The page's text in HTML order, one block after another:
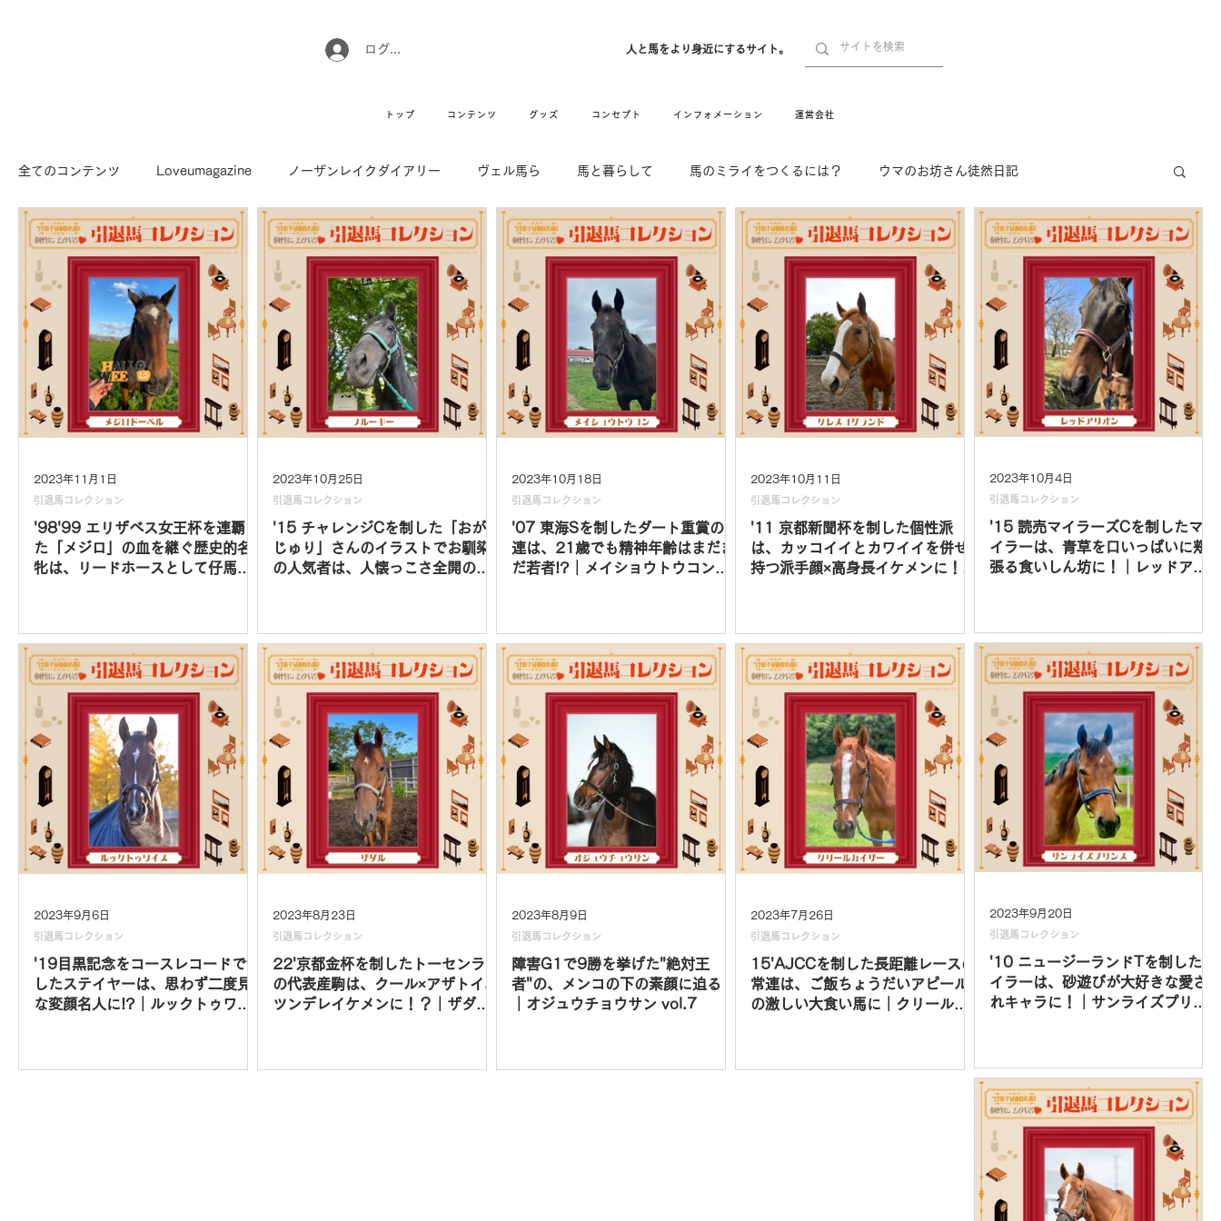
ログイン 人と馬をより身近にするサイト。
トップ コンテンツ グッズ コンセプト インフォメーション 運営会社
全てのコンテンツ Loveumagazine ノーザンレイクダイアリー ヴェル馬ら 馬と暮らして 馬のミライをつくるには？ ウマのお坊さん徒然日記
馬でUMAなアトリエ 愛情MAX! ルミノックス RIDE & HUG 舞姫の部屋 withuma. 引退馬コレクション インフォメーション Movie New
Long Hit
'98'99 エリザベス女王杯を連覇し
た「メジロ」の血を継ぐ歴史的名
牝は、リードホースとして仔馬を
引退馬コレクション
2023年11月1日
'15 チャレンジCを制した「おがわ
じゅり」さんのイラストでお馴染
の人気者は、人懐っこさ全開の、
引退馬コレクション
2023年10月25日
'07 東海Sを制したダート重賞の常
連は、21歳でも精神年齢はまだま
だ若者!?｜メイショウトウコン
引退馬コレクション
2023年10月18日
'11 京都新聞杯を制した個性派
は、カッコイイとカワイイを併せ
持つ派手顔×高身長イケメンに！｜
引退馬コレクション
2023年10月11日
'15 読売マイラーズCを制したマ
イラーは、青草を口いっぱいに頬
張る食いしん坊に！｜レッドアリ
引退馬コレクション
2023年10月4日
'10 ニュージーランドTを制したマ
イラーは、砂遊びが大好きな愛さ
れキャラに！｜サンライズプリン
引退馬コレクション
2023年9月20日
'19目黒記念をコースレコードで制
したステイヤーは、思わず二度見
な変顔名人に!?｜ルックトゥワイ
引退馬コレクション
2023年9月6日
22'京都金杯を制したトーセンラー
の代表産駒は、クール×アザトイ、
ツンデレイケメンに！？｜ザダル
引退馬コレクション
2023年8月23日
障害G1で9勝を挙げた"絶対王
者"の、メンコの下の素顔に迫る！
｜オジュウチョウサン vol.7
引退馬コレクション
2023年8月9日
15'AJCCを制した長距離レースの
常連は、ご飯ちょうだいアピール
の激しい大食い馬に｜クリールカ
引退馬コレクション
2023年7月26日